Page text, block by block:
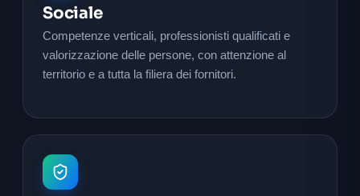
Sociale
Competenze verticali, professionisti qualificati e
valorizzazione delle persone, con attenzione al
territorio e a tutta la filiera dei fornitori.